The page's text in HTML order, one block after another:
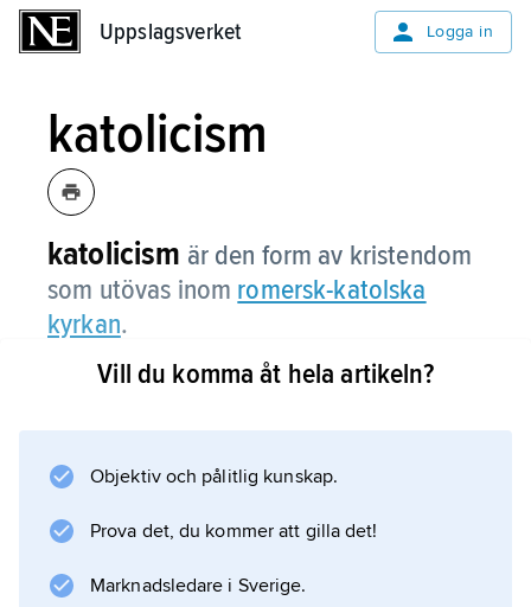
Uppslagsverket Logga in
katolicism
katolicism är den form av kristendom
som utövas inom romersk-katolska
kyrkan.
Information om artikeln
Vill du komma åt hela artikeln?
Objektiv och pålitlig kunskap.
Prova det, du kommer att gilla det!
Marknadsledare i Sverige.